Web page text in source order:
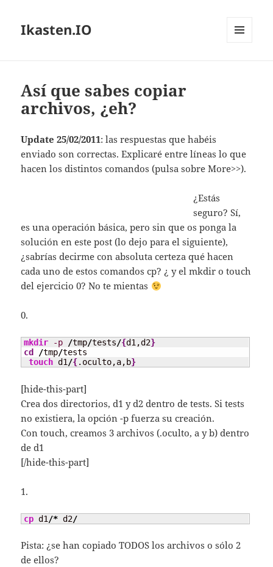
Ikasten.IO
Así que sabes copiar
archivos, ¿eh?
Update 25/02/2011: las respuestas que habéis
enviado son correctas. Explicaré entre líneas lo que
hacen los distintos comandos (pulsa sobre More>>).
¿Estás
seguro? Sí,
es una operación básica, pero sin que os ponga la
solución en este post (lo dejo para el siguiente),
¿sabrías decirme con absoluta certeza qué hacen
cada uno de estos comandos cp? ¿ y el mkdir o touch
del ejercicio 0? No te mientas
0.
mkdir -p /tmp/tests/{d1,d2}
cd
/tmp/tests
touch d1/{.oculto,a,b}
[hide-this-part]
Crea dos directorios, d1 y d2 dentro de tests. Si tests
no existiera, la opción -p fuerza su creación.
Con touch, creamos 3 archivos (.oculto, a y b) dentro
de d1
[/hide-this-part]
1.
cp d1 /* d2/
Pista: ¿se han copiado TODOS los archivos o sólo 2
de ellos?